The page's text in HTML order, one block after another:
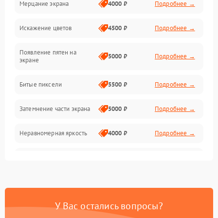
Подсветка и LED-модули
Звук и аудиосистема
Сигнал и приём каналов
Механические повреждения
Программное обеспечение
Сеть и подключения
Мерцание экрана 4000 ₽ Подробнее →
Искажение цветов 4500 ₽ Подробнее →
Появление пятен на
экране
5000 ₽ Подробнее →
Битые пиксели 5500 ₽ Подробнее →
Затемнение части экрана 5000 ₽ Подробнее →
Неравномерная яркость 4000 ₽ Подробнее →
У Вас остались вопросы?